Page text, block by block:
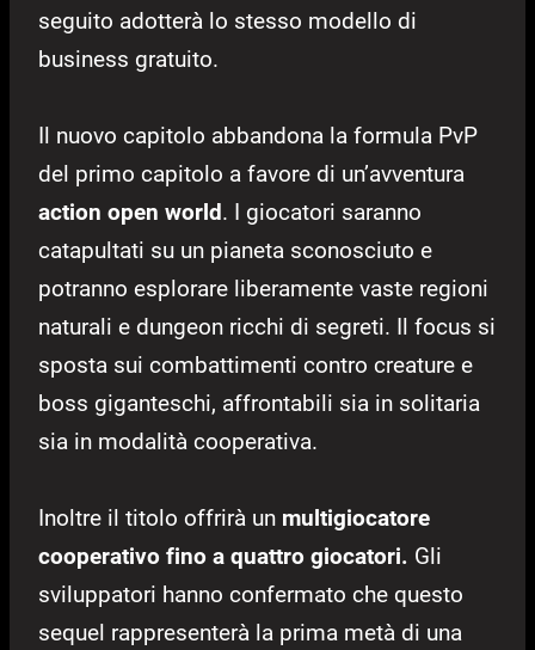
seguito adotterà lo stesso modello di
business gratuito.
Il nuovo capitolo abbandona la formula PvP
del primo capitolo a favore di un’avventura
action open world. I giocatori saranno
catapultati su un pianeta sconosciuto e
potranno esplorare liberamente vaste regioni
naturali e dungeon ricchi di segreti. Il focus si
sposta sui combattimenti contro creature e
boss giganteschi, affrontabili sia in solitaria
sia in modalità cooperativa.
Inoltre il titolo offrirà un multigiocatore
cooperativo fino a quattro giocatori. Gli
sviluppatori hanno confermato che questo
sequel rappresenterà la prima metà di una